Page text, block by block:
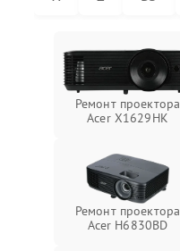
Ремонт проектора
Acer X1629HK
Ремонт проектора
Acer H6830BD